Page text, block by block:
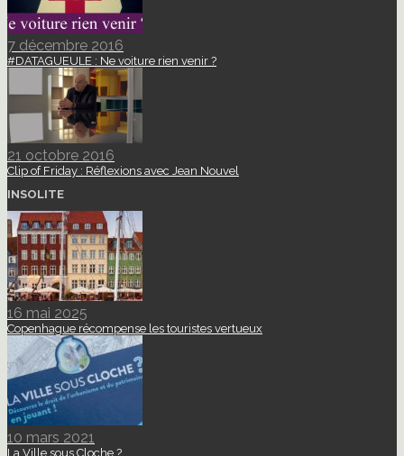
7 décembre 2016
#DATAGUEULE : Ne voiture rien venir ?
21 octobre 2016
Clip of Friday : Réflexions avec Jean Nouvel
INSOLITE
16 mai 2025
Copenhague récompense les touristes vertueux
10 mars 2021
La Ville sous Cloche ?